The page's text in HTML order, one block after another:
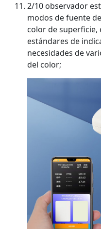
2/10 observador
modos de fuente
color de superficie,
estándares de
necesidades de
del color;